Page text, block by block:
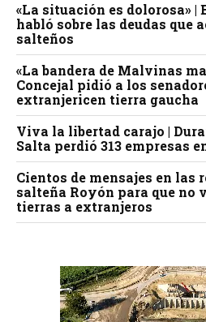
«La situación es dolorosa» |
habló sobre las deudas que
salteños
«La bandera de Malvinas
Concejal pidió a los
extranjericen tierra gaucha
Viva la libertad carajo |
Salta perdió 313 empresas
Cientos de mensajes en las
salteña Royón para que no
tierras a extranjeros